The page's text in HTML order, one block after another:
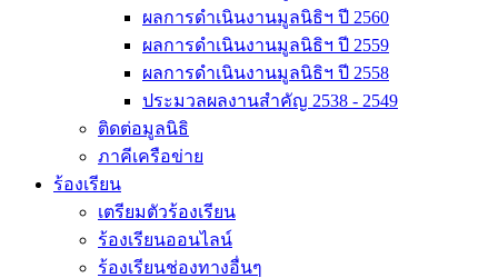
ผลการดำเนินงานมูลนิธิฯ ปี 2560
ผลการดำเนินงานมูลนิธิฯ ปี 2559
ผลการดำเนินงานมูลนิธิฯ ปี 2558
ประมวลผลงานสำคัญ 2538 - 2549
ติดต่อมูลนิธิ
ภาคีเครือข่าย
ร้องเรียน
เตรียมตัวร้องเรียน
ร้องเรียนออนไลน์
ร้องเรียนช่องทางอื่นๆ